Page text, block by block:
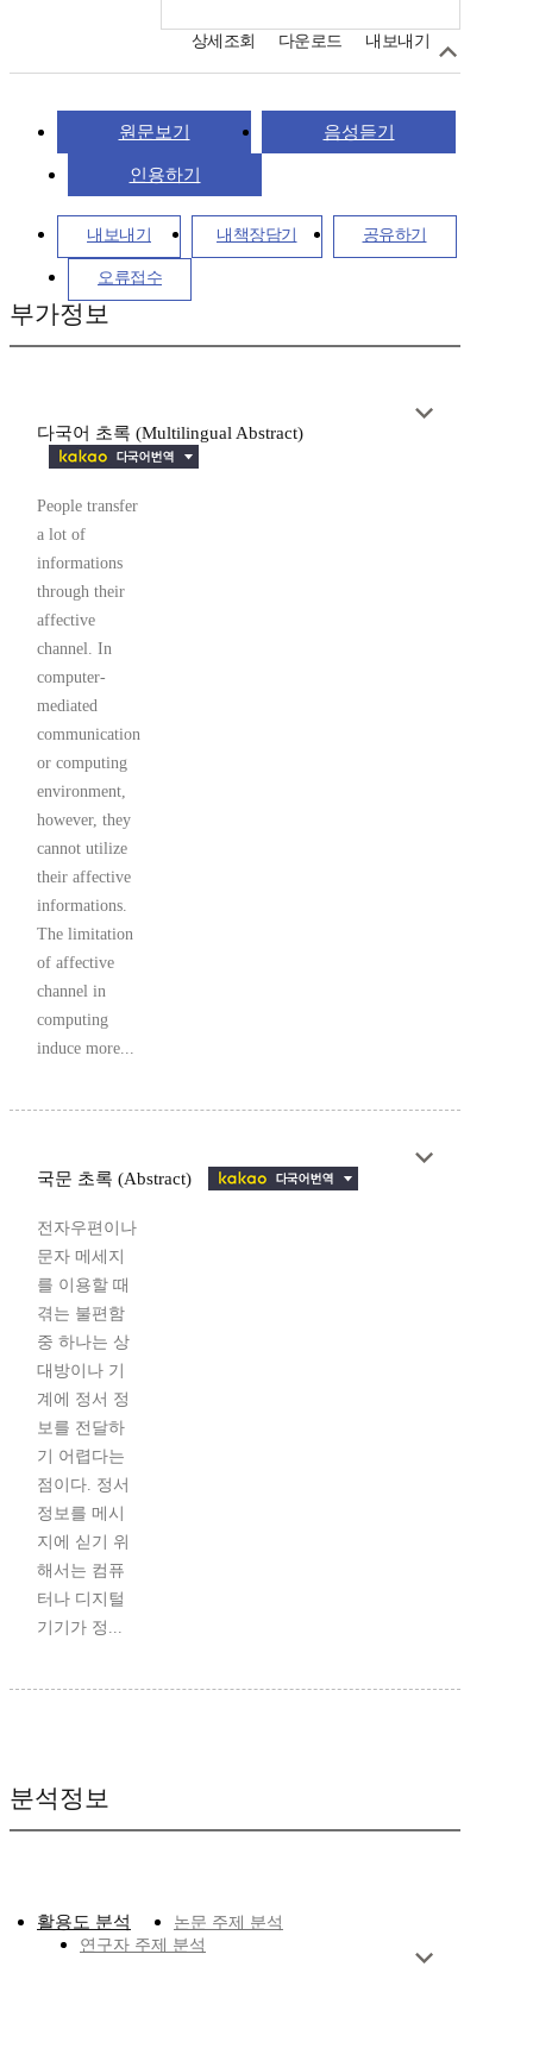
상세조회 다운로드 내보내기
원문보기 음성듣기
인용하기
내보내기 내책장담기 공유하기
오류접수
부가정보
다국어 초록 (Multilingual Abstract)
People transfer
a lot of
informations
through their
affective
channel. In
computer-
mediated
communication
or computing
environment,
however, they
cannot utilize
their affective
informations.
The limitation
of affective
channel in
computing
induce more...
국문 초록 (Abstract)
전자우편이나
문자 메세지
를 이용할 때
겪는 불편함
중 하나는 상
대방이나 기
계에 정서 정
보를 전달하
기 어렵다는
점이다. 정서
정보를 메시
지에 싣기 위
해서는 컴퓨
터나 디지털
기기가 정...
분석정보
활용도 분석
논문 주제 분석
연구자 주제 분석